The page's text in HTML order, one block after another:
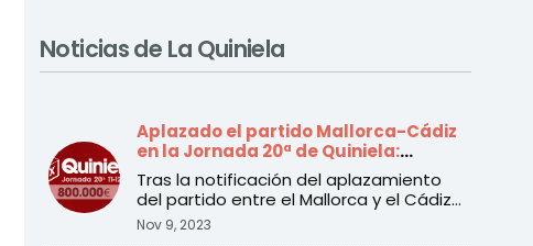
Noticias de La Quiniela
Aplazado el partido Mallorca-Cádiz
en la Jornada 20ª de Quiniela:
Conoce todos los cambios
Tras la notificación del aplazamiento
del partido entre el Mallorca y el Cádiz
incluido en la 20 ...
Nov 9, 2023